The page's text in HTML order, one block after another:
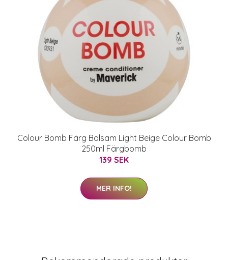
Colour Bomb Färg Balsam Light Beige Colour Bomb
250ml Färgbomb
139 SEK
MER INFO!